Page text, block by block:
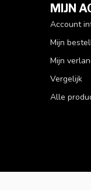
MIJN
Account
Mijn
Mijn
Vergelijk
Alle